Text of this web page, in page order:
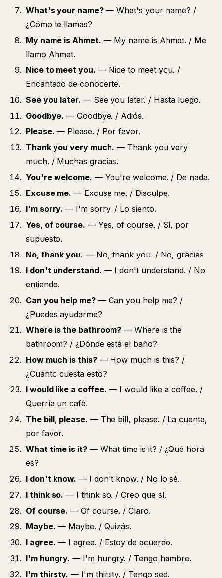
What's your name? — What's your name? /
¿Cómo te llamas?
My name is Ahmet. — My name is Ahmet. / Me
llamo Ahmet.
Nice to meet you. — Nice to meet you. /
Encantado de conocerte.
See you later. — See you later. / Hasta luego.
Goodbye. — Goodbye. / Adiós.
Please. — Please. / Por favor.
Thank you very much. — Thank you very
much. / Muchas gracias.
You're welcome. — You're welcome. / De nada.
Excuse me. — Excuse me. / Disculpe.
I'm sorry. — I'm sorry. / Lo siento.
Yes, of course. — Yes, of course. / Sí, por
supuesto.
No, thank you. — No, thank you. / No, gracias.
I don't understand. — I don't understand. / No
entiendo.
Can you help me? — Can you help me? /
¿Puedes ayudarme?
Where is the bathroom? — Where is the
bathroom? / ¿Dónde está el baño?
How much is this? — How much is this? /
¿Cuánto cuesta esto?
I would like a coffee. — I would like a coffee. /
Querría un café.
The bill, please. — The bill, please. / La cuenta,
por favor.
What time is it? — What time is it? / ¿Qué hora
es?
I don't know. — I don't know. / No lo sé.
I think so. — I think so. / Creo que sí.
Of course. — Of course. / Claro.
Maybe. — Maybe. / Quizás.
I agree. — I agree. / Estoy de acuerdo.
I'm hungry. — I'm hungry. / Tengo hambre.
I'm thirsty. — I'm thirsty. / Tengo sed.